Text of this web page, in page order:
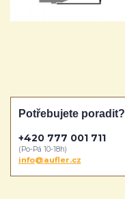
Potřebujete poradit?
+420 777 001 711
(Po-Pá 10-18h)
info@aufler.cz